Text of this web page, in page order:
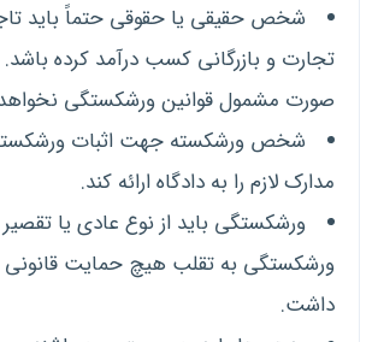
شخص حقیقی یا حقوقی حتماً باید تاجر
تجارت و بازرگانی کسب درآمد کرده باشد.
صورت مشمول قوانین ورشکستگی
شخص ورشکسته جهت اثبات
مدارک لازم را به دادگاه ارائه کند.
ورشکستگی باید از نوع عادی یا
ورشکستگی به تقلب هیچ حمایت قانونی
داشت.